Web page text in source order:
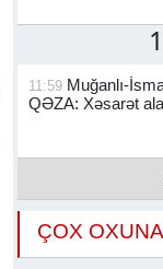
11:59 Muğanlı-
QƏZA: Xəsarət
ÇOX